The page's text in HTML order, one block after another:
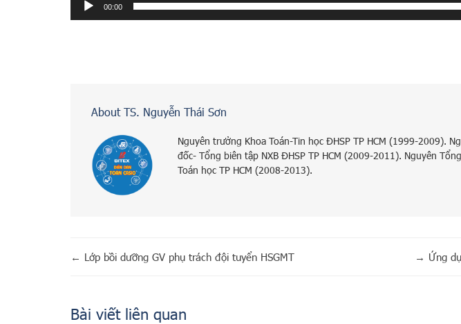
00:00
About TS. Nguyễn Thái Sơn
Nguyên trưởng Khoa Toán-Tin học ĐHSP TP HCM (1999-2009).
đốc- Tổng biên tập NXB ĐHSP TP HCM (2009-2011). Nguyên
Toán học TP HCM (2008-2013).
← Lớp bồi dưỡng GV phụ trách đội tuyển HSGMT → Ứng
Bài viết liên quan